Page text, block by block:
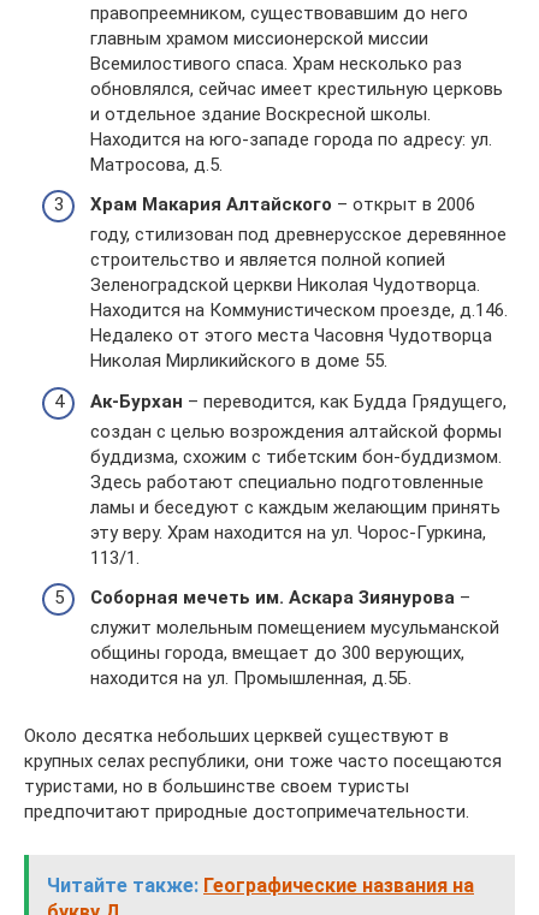
правопреемником, существовавшим до него
главным храмом миссионерской миссии
Всемилостивого спаса. Храм несколько раз
обновлялся, сейчас имеет крестильную церковь
и отдельное здание Воскресной школы.
Находится на юго-западе города по адресу: ул.
Матросова, д.5.
Храм Макария Алтайского – открыт в 2006
году, стилизован под древнерусское деревянное
строительство и является полной копией
Зеленоградской церкви Николая Чудотворца.
Находится на Коммунистическом проезде, д.146.
Недалеко от этого места Часовня Чудотворца
Николая Мирликийского в доме 55.
Ак-Бурхан – переводится, как Будда Грядущего,
создан с целью возрождения алтайской формы
буддизма, схожим с тибетским бон-буддизмом.
Здесь работают специально подготовленные
ламы и беседуют с каждым желающим принять
эту веру. Храм находится на ул. Чорос-Гуркина,
113/1.
Соборная мечеть им. Аскара Зиянурова –
служит молельным помещением мусульманской
общины города, вмещает до 300 верующих,
находится на ул. Промышленная, д.5Б.
Около десятка небольших церквей существуют в
крупных селах республики, они тоже часто посещаются
туристами, но в большинстве своем туристы
предпочитают природные достопримечательности.
Читайте также: Географические названия на